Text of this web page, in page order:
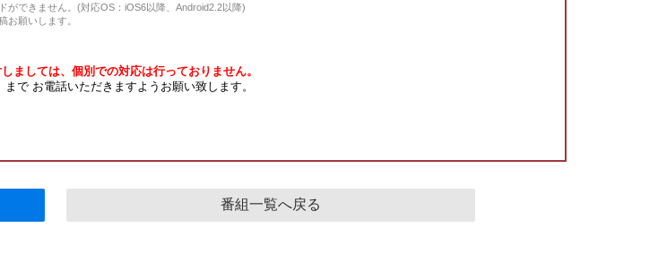
できません。(対応OS：iOS6以降、Android2.2以降)
願いします。
ましては、個別での対応は行っておりません。
で お電話いただきますようお願い致します。
番組一覧へ戻る